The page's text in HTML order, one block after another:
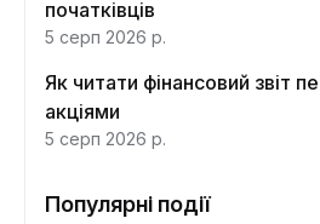
початківців
5 серп 2026 р.
Як читати фінансовий звіт
акціями
5 серп 2026 р.
Популярні події